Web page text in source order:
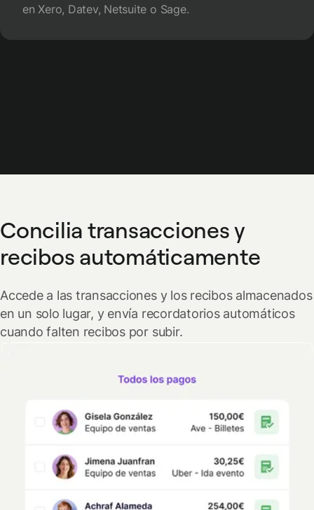
en Xero, Datev, Netsuite o Sage.
Concilia transacciones y
recibos automáticamente
Accede a las transacciones y los recibos almacenados
en un solo lugar, y envía recordatorios automáticos
cuando falten recibos por subir.